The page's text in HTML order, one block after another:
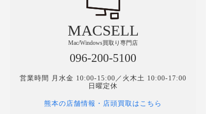
MACSELL
Mac/Windows買取り専門店
096-200-5100
営業時間 月水金 10:00-15:00／火木土 10:00-17:00
日曜定休
熊本の店舗情報・店頭買取はこちら